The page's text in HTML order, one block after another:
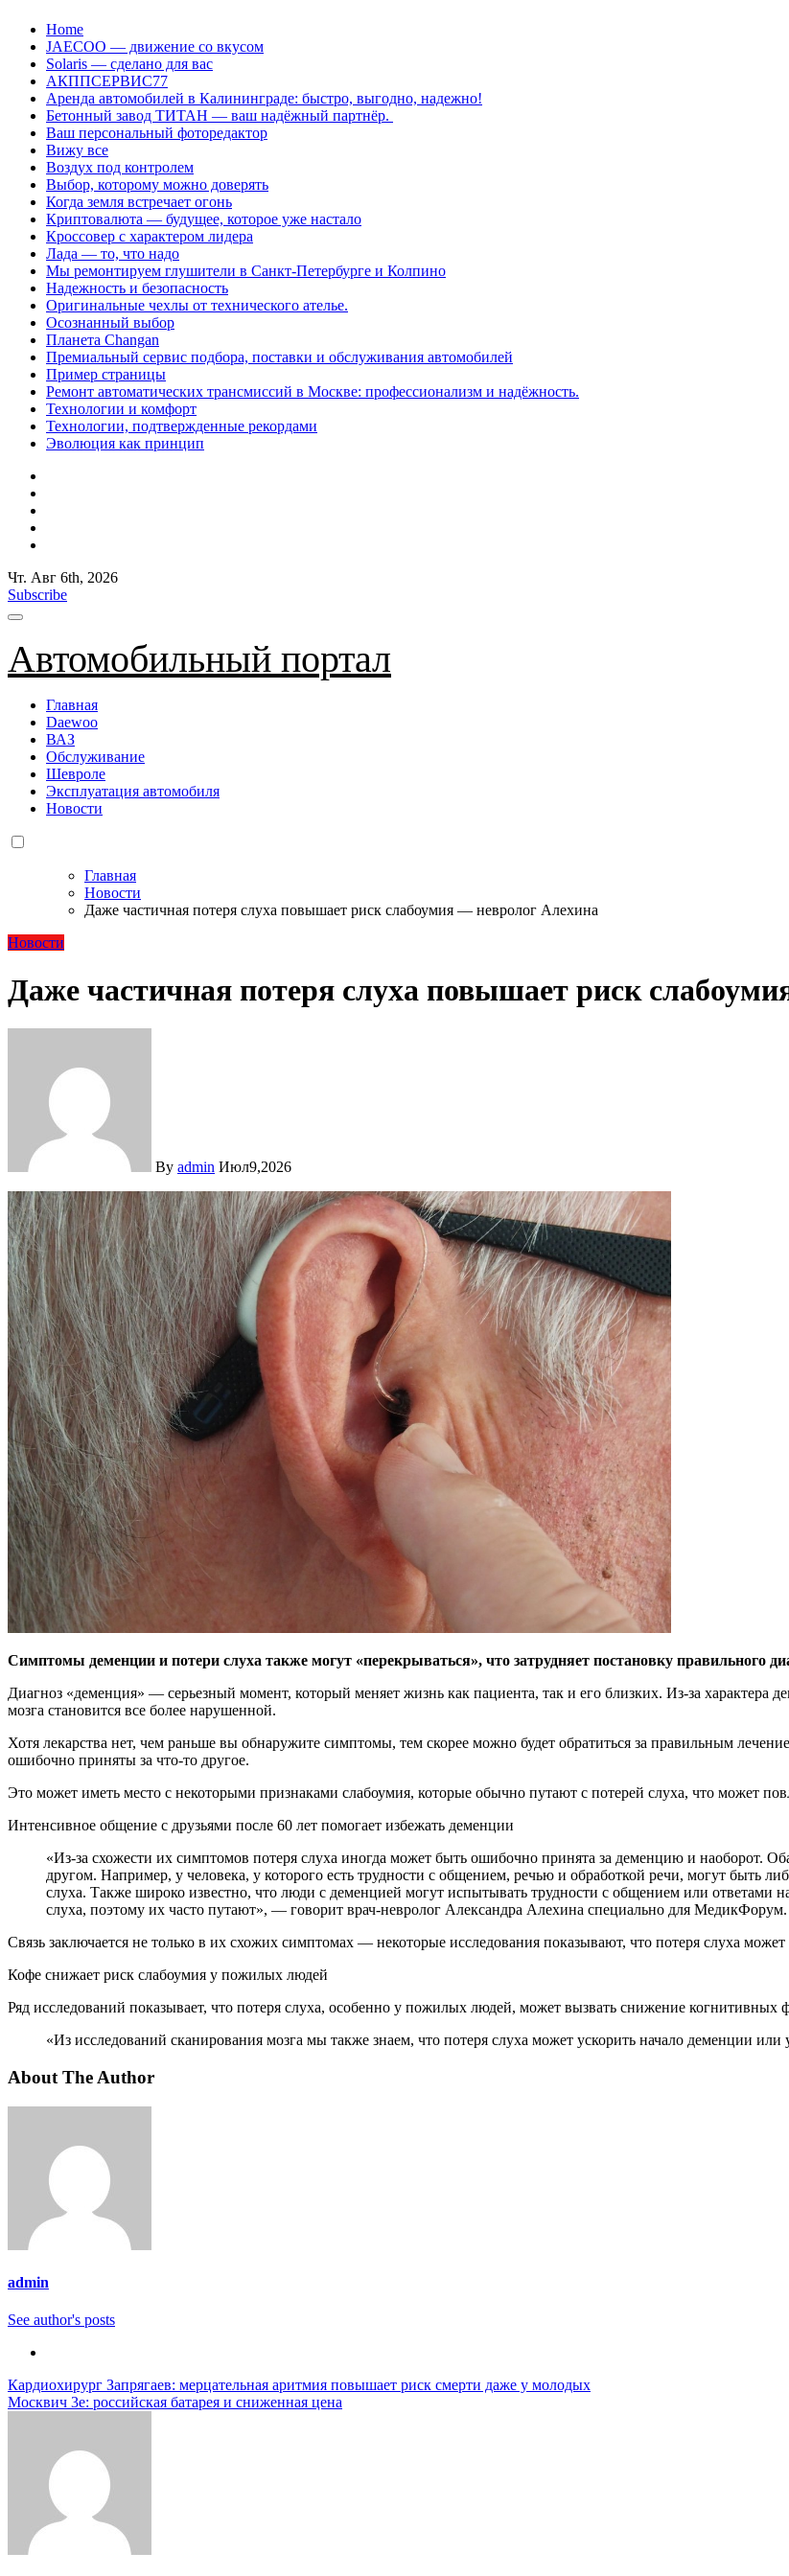
Перейти
содержанию
Home
JAECOO — движение со вкусом
Solaris — сделано для вас
АКППСЕРВИС77
Аренда автомобилей в Калининграде: быстро, выгодно, надежно!
Бетонный завод ТИТАН — ваш надёжный партнёр.
Ваш персональный фоторедактор
Вижу все
Воздух под контролем
Выбор, которому можно доверять
Когда земля встречает огонь
Криптовалюта — будущее, которое уже настало
Кроссовер с характером лидера
Лада — то, что надо
Мы ремонтируем глушители в Санкт-Петербурге и Колпино
Надежность и безопасность
Оригинальные чехлы от технического ателье.
Осознанный выбор
Планета Changan
Премиальный сервис подбора, поставки и обслуживания автомобилей
Пример страницы
Ремонт автоматических трансмиссий в Москве: профессионализм и надёжность.
Технологии и комфорт
Технологии, подтвержденные рекордами
Эволюция как принцип
Чт. Авг 6th, 2026
Subscribe
Автомобильный портал
Главная
Daewoo
ВАЗ
Обслуживание
Шевроле
Эксплуатация автомобиля
Новости
Главная
Новости
Даже частичная потеря слуха повышает риск слабоумия — невролог Алехина
Новости
Даже частичная потеря слуха повышает риск
By admin Июл9,2026
Симптомы деменции и потери слуха также могут «перекрываться», что затрудняет постановку правильного
Диагноз «деменция» — серьезный момент, который меняет жизнь как пациента, так и его близких. Из-за
мозга становится все более нарушенной.
Хотя лекарства нет, чем раньше вы обнаружите симптомы, тем скорее можно будет обратиться за правильным
ошибочно приняты за что-то другое.
Это может иметь место с некоторыми признаками слабоумия, которые обычно путают с потерей слуха, что может
Интенсивное общение с друзьями после 60 лет помогает избежать деменции
«Из-за схожести их симптомов потеря слуха иногда может быть ошибочно принята за деменцию и наоборот. Оба имеют схожие симптомы, которые часто совпадают друг с
другом. Например, у человека, у которого есть трудности с общением, речью и обработкой речи, могут быть
слуха. Также широко известно, что люди с деменцией могут испытывать трудности с общением или ответами
слуха, поэтому их часто путают», — говорит врач-невролог Александра Алехина специально для МедикФорум.
Связь заключается не только в их схожих симптомах — некоторые исследования показывают, что потеря слуха
Кофе снижает риск слабоумия у пожилых людей
Ряд исследований показывает, что потеря слуха, особенно у пожилых людей, может вызвать снижение
«Из исследований сканирования мозга мы также знаем, что потеря слуха может ускорить начало деменции
About The Author
admin
See author's posts
Навигация
по
Кардиохирург Запрягаев: мерцательная аритмия повышает риск смерти даже у молодых
Москвич 3e: российская батарея и сниженная цена